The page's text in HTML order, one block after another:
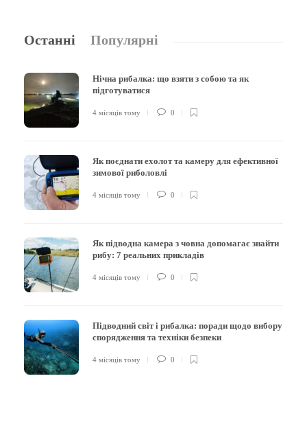
Останні Популярні
Нічна рибалка: що взяти з собою та як
підготуватися
4 місяців тому 0
Як поєднати ехолот та камеру для ефективної
зимової риболовлі
4 місяців тому 0
Як підводна камера з човна допомагає знайти
рибу: 7 реальних прикладів
4 місяців тому 0
Підводний світ і рибалка: поради щодо вибору
спорядження та техніки безпеки
4 місяців тому 0